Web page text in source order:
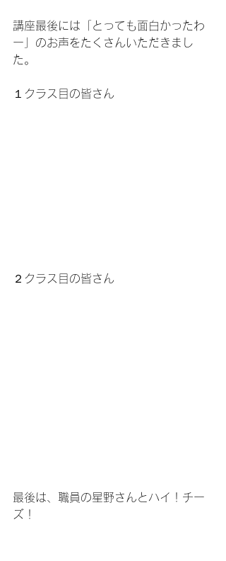
講座最後には「とっても面白かったわ
ー」のお声をたくさんいただきまし
た。
１クラス目の皆さん
２クラス目の皆さん
最後は、職員の星野さんとハイ！チー
ズ！